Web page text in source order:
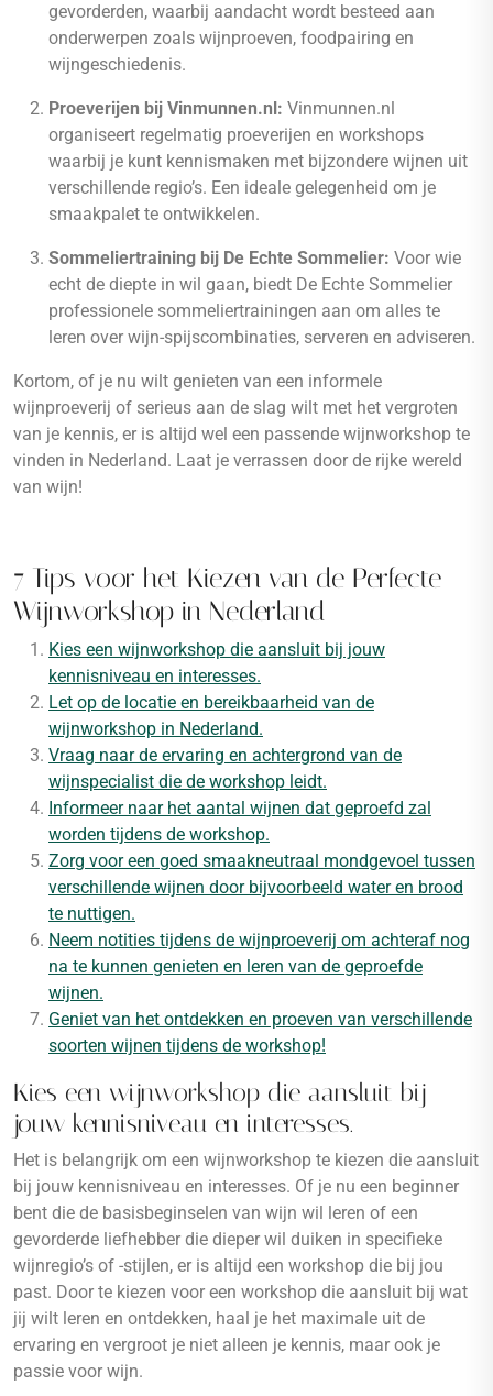
gevorderden, waarbij aandacht wordt besteed aan
onderwerpen zoals wijnproeven, foodpairing en
wijngeschiedenis.
Proeverijen bij Vinmunnen.nl: Vinmunnen.nl
organiseert regelmatig proeverijen en workshops
waarbij je kunt kennismaken met bijzondere wijnen uit
verschillende regio’s. Een ideale gelegenheid om je
smaakpalet te ontwikkelen.
Sommeliertraining bij De Echte Sommelier: Voor wie
echt de diepte in wil gaan, biedt De Echte Sommelier
professionele sommeliertrainingen aan om alles te
leren over wijn-spijscombinaties, serveren en adviseren.
Kortom, of je nu wilt genieten van een informele
wijnproeverij of serieus aan de slag wilt met het vergroten
van je kennis, er is altijd wel een passende wijnworkshop te
vinden in Nederland. Laat je verrassen door de rijke wereld
van wijn!
7 Tips voor het Kiezen van de Perfecte
Wijnworkshop in Nederland
Kies een wijnworkshop die aansluit bij jouw
kennisniveau en interesses.
Let op de locatie en bereikbaarheid van de
wijnworkshop in Nederland.
Vraag naar de ervaring en achtergrond van de
wijnspecialist die de workshop leidt.
Informeer naar het aantal wijnen dat geproefd zal
worden tijdens de workshop.
Zorg voor een goed smaakneutraal mondgevoel tussen
verschillende wijnen door bijvoorbeeld water en brood
te nuttigen.
Neem notities tijdens de wijnproeverij om achteraf nog
na te kunnen genieten en leren van de geproefde
wijnen.
Geniet van het ontdekken en proeven van verschillende
soorten wijnen tijdens de workshop!
Kies een wijnworkshop die aansluit bij
jouw kennisniveau en interesses.
Het is belangrijk om een wijnworkshop te kiezen die aansluit
bij jouw kennisniveau en interesses. Of je nu een beginner
bent die de basisbeginselen van wijn wil leren of een
gevorderde liefhebber die dieper wil duiken in specifieke
wijnregio’s of -stijlen, er is altijd een workshop die bij jou
past. Door te kiezen voor een workshop die aansluit bij wat
jij wilt leren en ontdekken, haal je het maximale uit de
ervaring en vergroot je niet alleen je kennis, maar ook je
passie voor wijn.